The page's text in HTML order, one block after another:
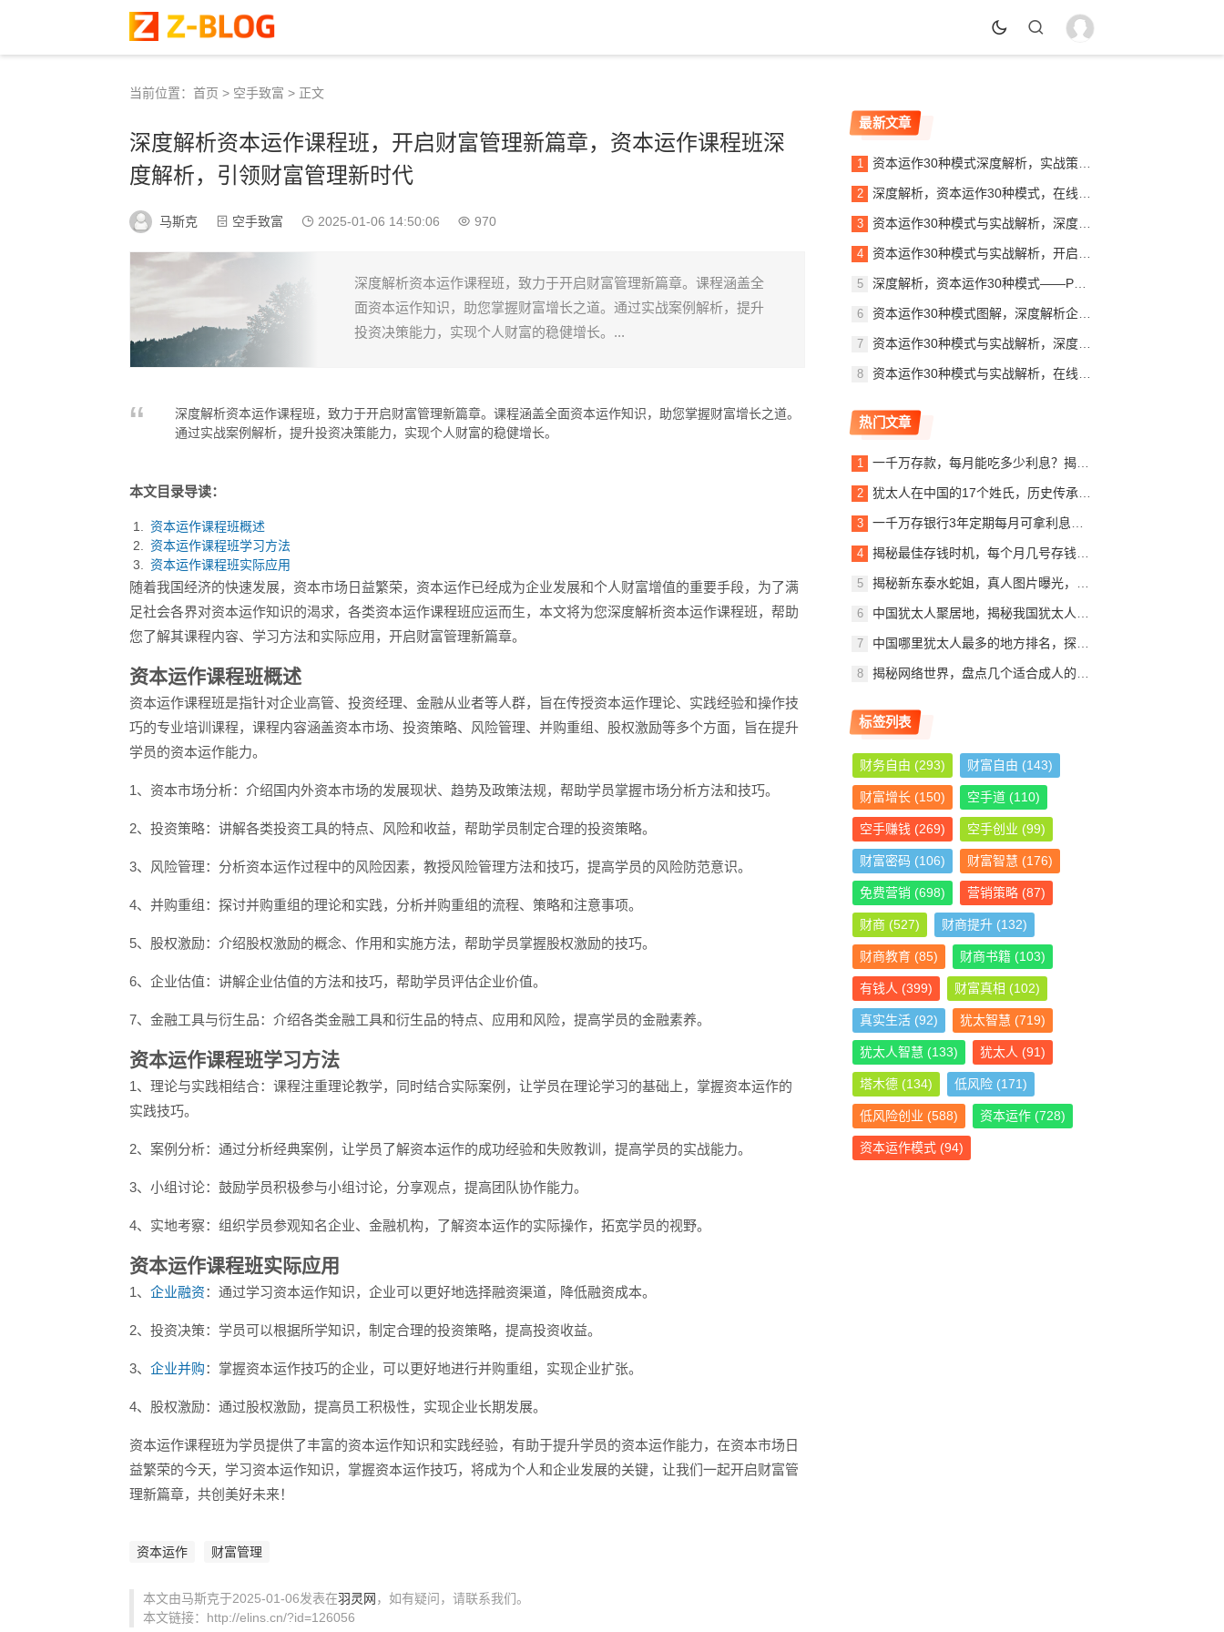
当前位置： 首页 > 空手致富 > 正文
深度解析资本运作课程班，开启财富管理新篇章，资本运作课程班深
度解析，引领财富管理新时代
马斯克 空手致富 2025-01-06 14:50:06 970
深度解析资本运作课程班，致力于开启财富管理新篇章。课程涵盖全
面资本运作知识，助您掌握财富增长之道。通过实战案例解析，提升
投资决策能力，实现个人财富的稳健增长。...
深度解析资本运作课程班，致力于开启财富管理新篇章。课程涵盖全面资本运作知识，助您掌握财富增长之道。
通过实战案例解析，提升投资决策能力，实现个人财富的稳健增长。
本文目录导读：
资本运作课程班概述
资本运作课程班学习方法
资本运作课程班实际应用
随着我国经济的快速发展，资本市场日益繁荣，资本运作已经成为企业发展和个人财富增值的重要手段，为了满
足社会各界对资本运作知识的渴求，各类资本运作课程班应运而生，本文将为您深度解析资本运作课程班，帮助
您了解其课程内容、学习方法和实际应用，开启财富管理新篇章。
资本运作课程班概述
资本运作课程班是指针对企业高管、投资经理、金融从业者等人群，旨在传授资本运作理论、实践经验和操作技
巧的专业培训课程，课程内容涵盖资本市场、投资策略、风险管理、并购重组、股权激励等多个方面，旨在提升
学员的资本运作能力。
1、资本市场分析：介绍国内外资本市场的发展现状、趋势及政策法规，帮助学员掌握市场分析方法和技巧。
2、投资策略：讲解各类投资工具的特点、风险和收益，帮助学员制定合理的投资策略。
3、风险管理：分析资本运作过程中的风险因素，教授风险管理方法和技巧，提高学员的风险防范意识。
4、并购重组：探讨并购重组的理论和实践，分析并购重组的流程、策略和注意事项。
5、股权激励：介绍股权激励的概念、作用和实施方法，帮助学员掌握股权激励的技巧。
6、企业估值：讲解企业估值的方法和技巧，帮助学员评估企业价值。
7、金融工具与衍生品：介绍各类金融工具和衍生品的特点、应用和风险，提高学员的金融素养。
资本运作课程班学习方法
1、理论与实践相结合：课程注重理论教学，同时结合实际案例，让学员在理论学习的基础上，掌握资本运作的
实践技巧。
2、案例分析：通过分析经典案例，让学员了解资本运作的成功经验和失败教训，提高学员的实战能力。
3、小组讨论：鼓励学员积极参与小组讨论，分享观点，提高团队协作能力。
4、实地考察：组织学员参观知名企业、金融机构，了解资本运作的实际操作，拓宽学员的视野。
资本运作课程班实际应用
1、 企业融资：通过学习资本运作知识，企业可以更好地选择融资渠道，降低融资成本。
2、投资决策：学员可以根据所学知识，制定合理的投资策略，提高投资收益。
3、 企业并购：掌握资本运作技巧的企业，可以更好地进行并购重组，实现企业扩张。
4、股权激励：通过股权激励，提高员工积极性，实现企业长期发展。
资本运作课程班为学员提供了丰富的资本运作知识和实践经验，有助于提升学员的资本运作能力，在资本市场日
益繁荣的今天，学习资本运作知识，掌握资本运作技巧，将成为个人和企业发展的关键，让我们一起开启财富管
理新篇章，共创美好未来！
资本运作 财富管理
本文由马斯克于2025-01-06发表在羽灵网 ，如有疑问，请联系我们。
本文链接：http://elins.cn/?id=126056
最新文章
资本运作30种模式深度解析，实战策略与案例分析，资本运作30大模式揭秘，实战策略与案例精析
深度解析，资本运作30种模式，在线阅读指南助力企业腾飞，揭秘资本奥秘，30种资本运作模式深度解析指南
资本运作30种模式与实战解析，深度解读PDF秘籍，助你掌握财富增长之道，揭秘资本运作30大模式，实战解析PDF秘籍，财富增长之道全解析
资本运作30种模式与实战解析，开启财富之门，资本运作30大策略揭秘，实战解析，开启你的财富之门
深度解析，资本运作30种模式——PDF免费下载指南，揭秘资本运作30大模式，免费PDF下载指南
资本运作30种模式图解，深度解析企业财富增值的秘密武器，解码企业财富增值，资本运作30种模式深度解析图解
资本运作30种模式与实战解析，深度解读商业资本的奥秘，揭秘资本奥秘，30种资本运作模式实战解析
资本运作30种模式与实战解析，在线阅读，掌握财富密码！，揭秘财富密码，资本运作30种模式深度解析
热门文章
一千万存款，每月能吃多少利息？揭秘银行利息收入背后的秘密
犹太人在中国的17个姓氏，历史传承与文化交融，犹太人在中国的姓氏传承与文化交融概览
一千万存银行3年定期每月可拿利息多少？详解定期存款收益计算
揭秘最佳存钱时机，每个月几号存钱最划算？
揭秘新东泰水蛇姐，真人图片曝光，美貌与实力并存
中国犹太人聚居地，揭秘我国犹太人最多的城市，中国犹太人聚居地探秘，揭秘我国犹太人口最多的城市
中国哪里犹太人最多的地方排名，探寻东方的以色列社区，东方犹太人聚集地，中国犹太人数量最多地区揭秘
揭秘网络世界，盘点几个适合成人的优质网站推荐
标签列表
财务自由 (293) 财富自由 (143)
财富增长 (150) 空手道 (110)
空手赚钱 (269) 空手创业 (99)
财富密码 (106) 财富智慧 (176)
免费营销 (698) 营销策略 (87)
财商 (527) 财商提升 (132)
财商教育 (85) 财商书籍 (103)
有钱人 (399) 财富真相 (102)
真实生活 (92) 犹太智慧 (719)
犹太人智慧 (133) 犹太人 (91)
塔木德 (134) 低风险 (171)
低风险创业 (588) 资本运作 (728)
资本运作模式 (94)